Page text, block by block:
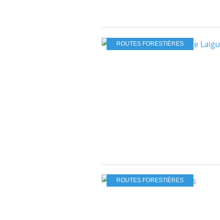
ROUTES FORESTIÈRES
ROUTES FORESTIÈRES